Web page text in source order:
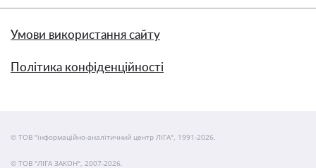
Умови використання сайту
Політика конфіденційності
© ТОВ "інформаційно-аналітичний центр ЛІГА", 1991-2026.
© ТОВ "ЛІГА ЗАКОН", 2007-2026.